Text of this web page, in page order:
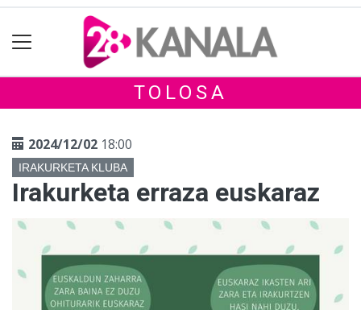
TOLOSA
2024/12/02 18:00
IRAKURKETA KLUBA
Irakurketa erraza euskaraz